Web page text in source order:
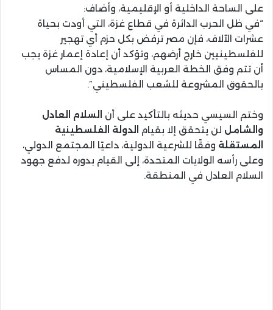
على الساحة الداخلية أو الإقليمية، وأضاف:
“في ظل الحرب الدائرة في قطاع غزة، التي أودت بحياة
عشرات الآلاف، فإن مصر ترفض بكل حزم أي تهجير
للفلسطينيين خارج أرضهم، وتؤكد أن إعادة إعمار غزة يجب
أن تتم وفق الخطة العربية الإسلامية، دون المساس
بالحقوق المشروعة للشعب الفلسطيني”.
وختم السيسي حديثه بالتأكيد على أن
السلام العادل
والشامل لن يتحقق إلا بقيام
الدولة الفلسطينية
المستقلة وفقًا للشرعية الدولية، داعيًا المجتمع الدولي،
وعلى رأسه الولايات المتحدة، إلى القيام بدوره لدفع جهود
السلام العادل في المنطقة.